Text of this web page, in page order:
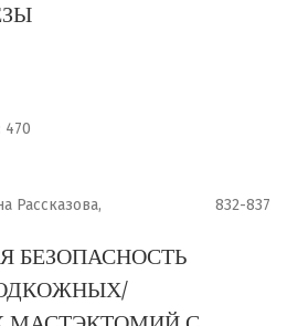
470
Рассказова,
832-837
БЕЗОПАСНОСТЬ